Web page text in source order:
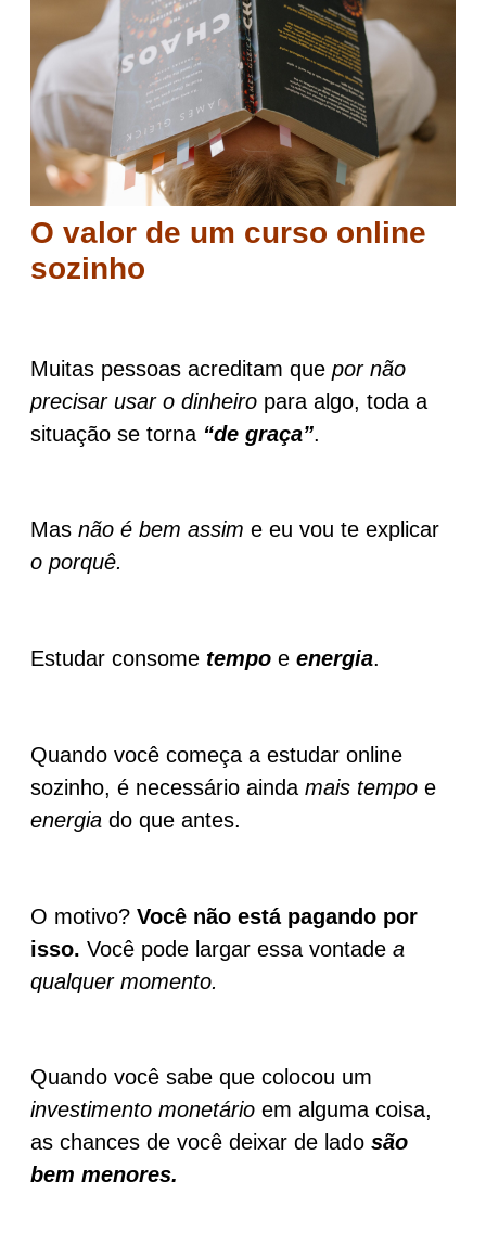
O valor de um curso online
sozinho
Muitas pessoas acreditam que por não
precisar usar o dinheiro para algo, toda a
situação se torna “de graça”.
Mas não é bem assim e eu vou te explicar
o porquê.
Estudar consome tempo e energia.
Quando você começa a estudar online
sozinho, é necessário ainda mais tempo e
energia do que antes.
O motivo? Você não está pagando por
isso. Você pode largar essa vontade a
qualquer momento.
Quando você sabe que colocou um
investimento monetário em alguma coisa,
as chances de você deixar de lado são
bem menores.